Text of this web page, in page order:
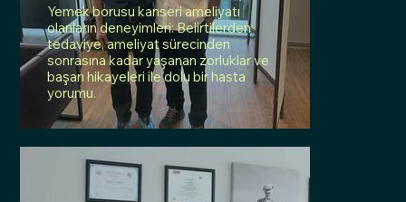
Yemek borusu kanseri ameliyatı
olanların deneyimleri: Belirtilerden
tedaviye, ameliyat sürecinden
sonrasına kadar yaşanan zorluklar ve
başarı hikayeleri ile dolu bir hasta
yorumu.